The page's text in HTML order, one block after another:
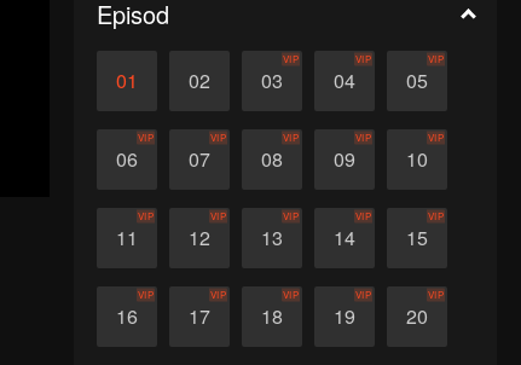
Episod
01 02 03
VIP
04
VIP
05
VIP
06
VIP
07
VIP
08
VIP
09
VIP
10
VIP
11
VIP
12
VIP
13
VIP
14
VIP
15
VIP
16
VIP
17
VIP
18
VIP
19
VIP
20
VIP